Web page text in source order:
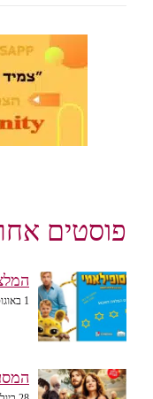
פוסטים
1 באוגוסט 2026